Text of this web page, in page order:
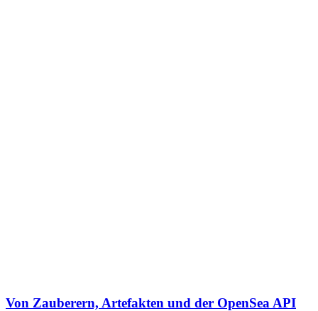
Von Zauberern, Artefakten und der OpenSea API